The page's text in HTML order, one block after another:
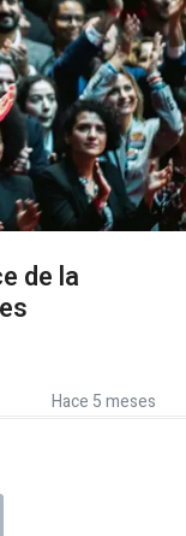
de la
Hace 5 meses